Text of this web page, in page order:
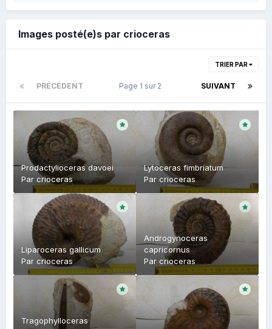
Images posté(e)s par crioceras
TRIER PAR
PRÉCÉDENT SUIVANT
Page 1 sur 2
Prodactylioceras davoei
Par crioceras
Lytoceras fimbriatum
Par crioceras
Liparoceras gallicum
Par crioceras
Androgynoceras
capricornus
Par crioceras
Tragophylloceras